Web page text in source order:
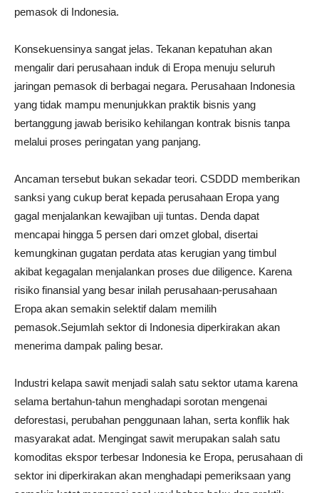
pemasok di Indonesia.
Konsekuensinya sangat jelas. Tekanan kepatuhan akan
mengalir dari perusahaan induk di Eropa menuju seluruh
jaringan pemasok di berbagai negara. Perusahaan Indonesia
yang tidak mampu menunjukkan praktik bisnis yang
bertanggung jawab berisiko kehilangan kontrak bisnis tanpa
melalui proses peringatan yang panjang.
Ancaman tersebut bukan sekadar teori. CSDDD memberikan
sanksi yang cukup berat kepada perusahaan Eropa yang
gagal menjalankan kewajiban uji tuntas. Denda dapat
mencapai hingga 5 persen dari omzet global, disertai
kemungkinan gugatan perdata atas kerugian yang timbul
akibat kegagalan menjalankan proses due diligence. Karena
risiko finansial yang besar inilah perusahaan-perusahaan
Eropa akan semakin selektif dalam memilih
pemasok.Sejumlah sektor di Indonesia diperkirakan akan
menerima dampak paling besar.
Industri kelapa sawit menjadi salah satu sektor utama karena
selama bertahun-tahun menghadapi sorotan mengenai
deforestasi, perubahan penggunaan lahan, serta konflik hak
masyarakat adat. Mengingat sawit merupakan salah satu
komoditas ekspor terbesar Indonesia ke Eropa, perusahaan di
sektor ini diperkirakan akan menghadapi pemeriksaan yang